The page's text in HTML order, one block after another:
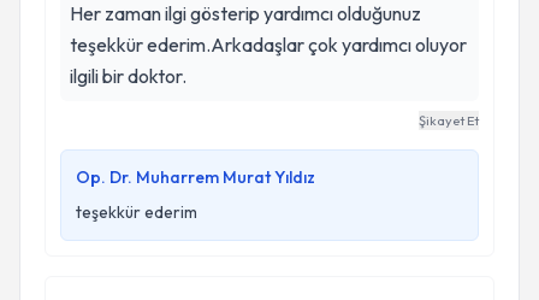
Her zaman ilgi gösterip yardımcı olduğunuz
teşekkür ederim.Arkadaşlar çok yardımcı oluyor
ilgili bir doktor.
Şikayet Et
Op. Dr. Muharrem Murat Yıldız
teşekkür ederim